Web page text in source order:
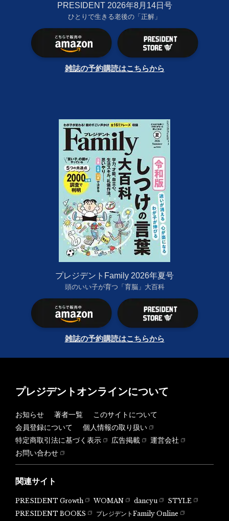
PRESIDENT 2026年8月14日号
ひとりで生きる老後の「正解」
雑誌の予約購読はこちらから
プレジデントFamily 2026年夏号
頭のいい子が育つ「育脳」大百科
雑誌の予約購読はこちらから
プレジデントオンラインについて
お知らせ 著者一覧
このサイトについて
会員登録について
個人情報の取り扱い
特定商取引法に基づく表示
広告掲載
運営会社
お問い合わせ
関連サイト
PRESIDENT Growth WOMAN dancyu
STYLE
PRESIDENT BOOKS
プレジデントFamily Online